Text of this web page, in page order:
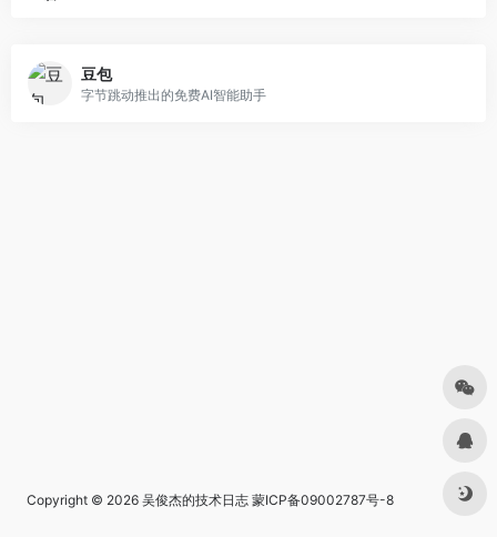
豆包
字节跳动推出的免费AI智能助手
Copyright © 2026 吴俊杰的技术日志 蒙ICP备09002787号-8